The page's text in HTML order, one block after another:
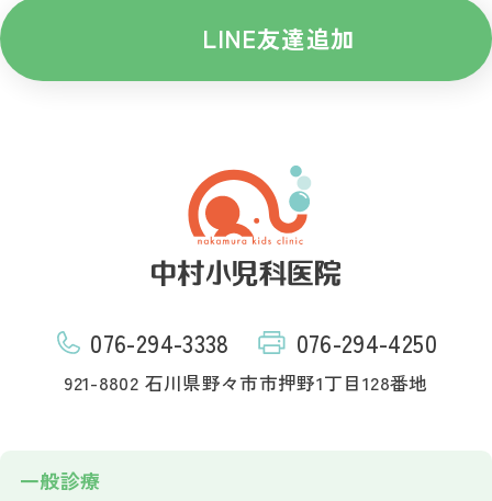
LINE友達追加
076-294-3338 076-294-4250
921-8802 石川県野々市市押野1丁目128番地
一般診療